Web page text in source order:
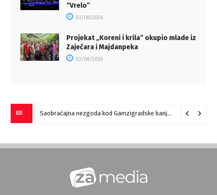
“Vrelo”
03/08/2026
Projekat „Koreni i krila“ okupio mlade iz
Zaječara i Majdanpeka
03/08/2026
Saobraćajna nezgoda kod Gamzigradske banje 05/08/2026